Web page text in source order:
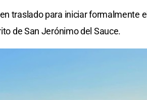
traslado para iniciar formalmente el
de San Jerónimo del Sauce.